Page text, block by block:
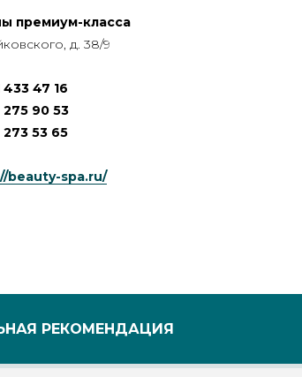
премиум-класса
д. 38/9
433 47 16
275 90 53
273 53 65
beauty-spa.ru/
РЕКОМЕНДАЦИЯ